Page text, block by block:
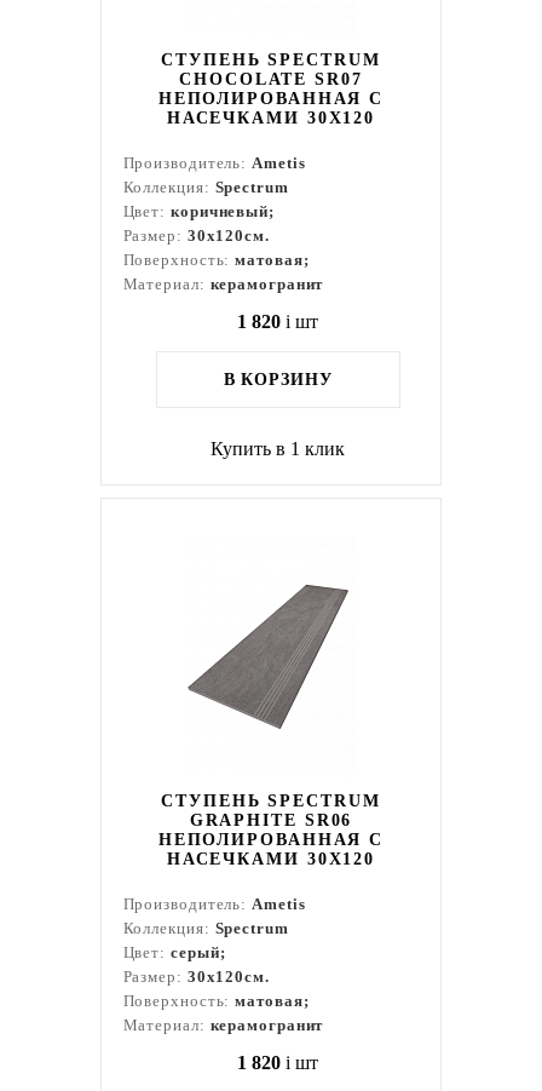
СТУПЕНЬ SPECTRUM
CHOCOLATE SR07
НЕПОЛИРОВАННАЯ С
НАСЕЧКАМИ 30X120
Производитель:Ametis
Коллекция: Spectrum
Цвет: коричневый;
Размер: 30x120см.
Поверхность:матовая;
Материал: керамогранит
1 820 i шт
В КОРЗИНУ
Купить в 1 клик
СТУПЕНЬ SPECTRUM
GRAPHITE SR06
НЕПОЛИРОВАННАЯ С
НАСЕЧКАМИ 30X120
Производитель:Ametis
Коллекция: Spectrum
Цвет: серый;
Размер: 30x120см.
Поверхность:матовая;
Материал: керамогранит
1 820 i шт